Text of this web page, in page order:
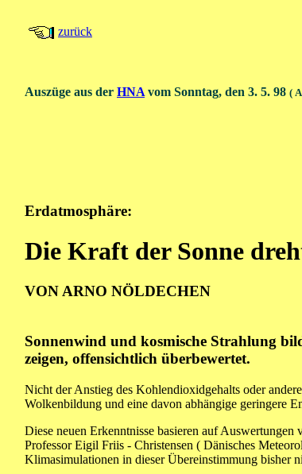
zurück
Auszüge aus der HNA vom Sonntag, den 3. 5. 98 (
Erdatmosphäre:
Die Kraft der Sonne
VON ARNO NÖLDECHEN
Sonnenwind und kosmische Strahlung
zeigen, offensichtlich überbewertet.
Nicht der Anstieg des Kohlendioxidgehalts oder
Wolkenbildung und eine davon abhängige geringere
Diese neuen Erkenntnisse basieren auf
Professor Eigil Friis - Christensen ( Dänisches
Klimasimulationen in dieser Übereinstimmung bisher